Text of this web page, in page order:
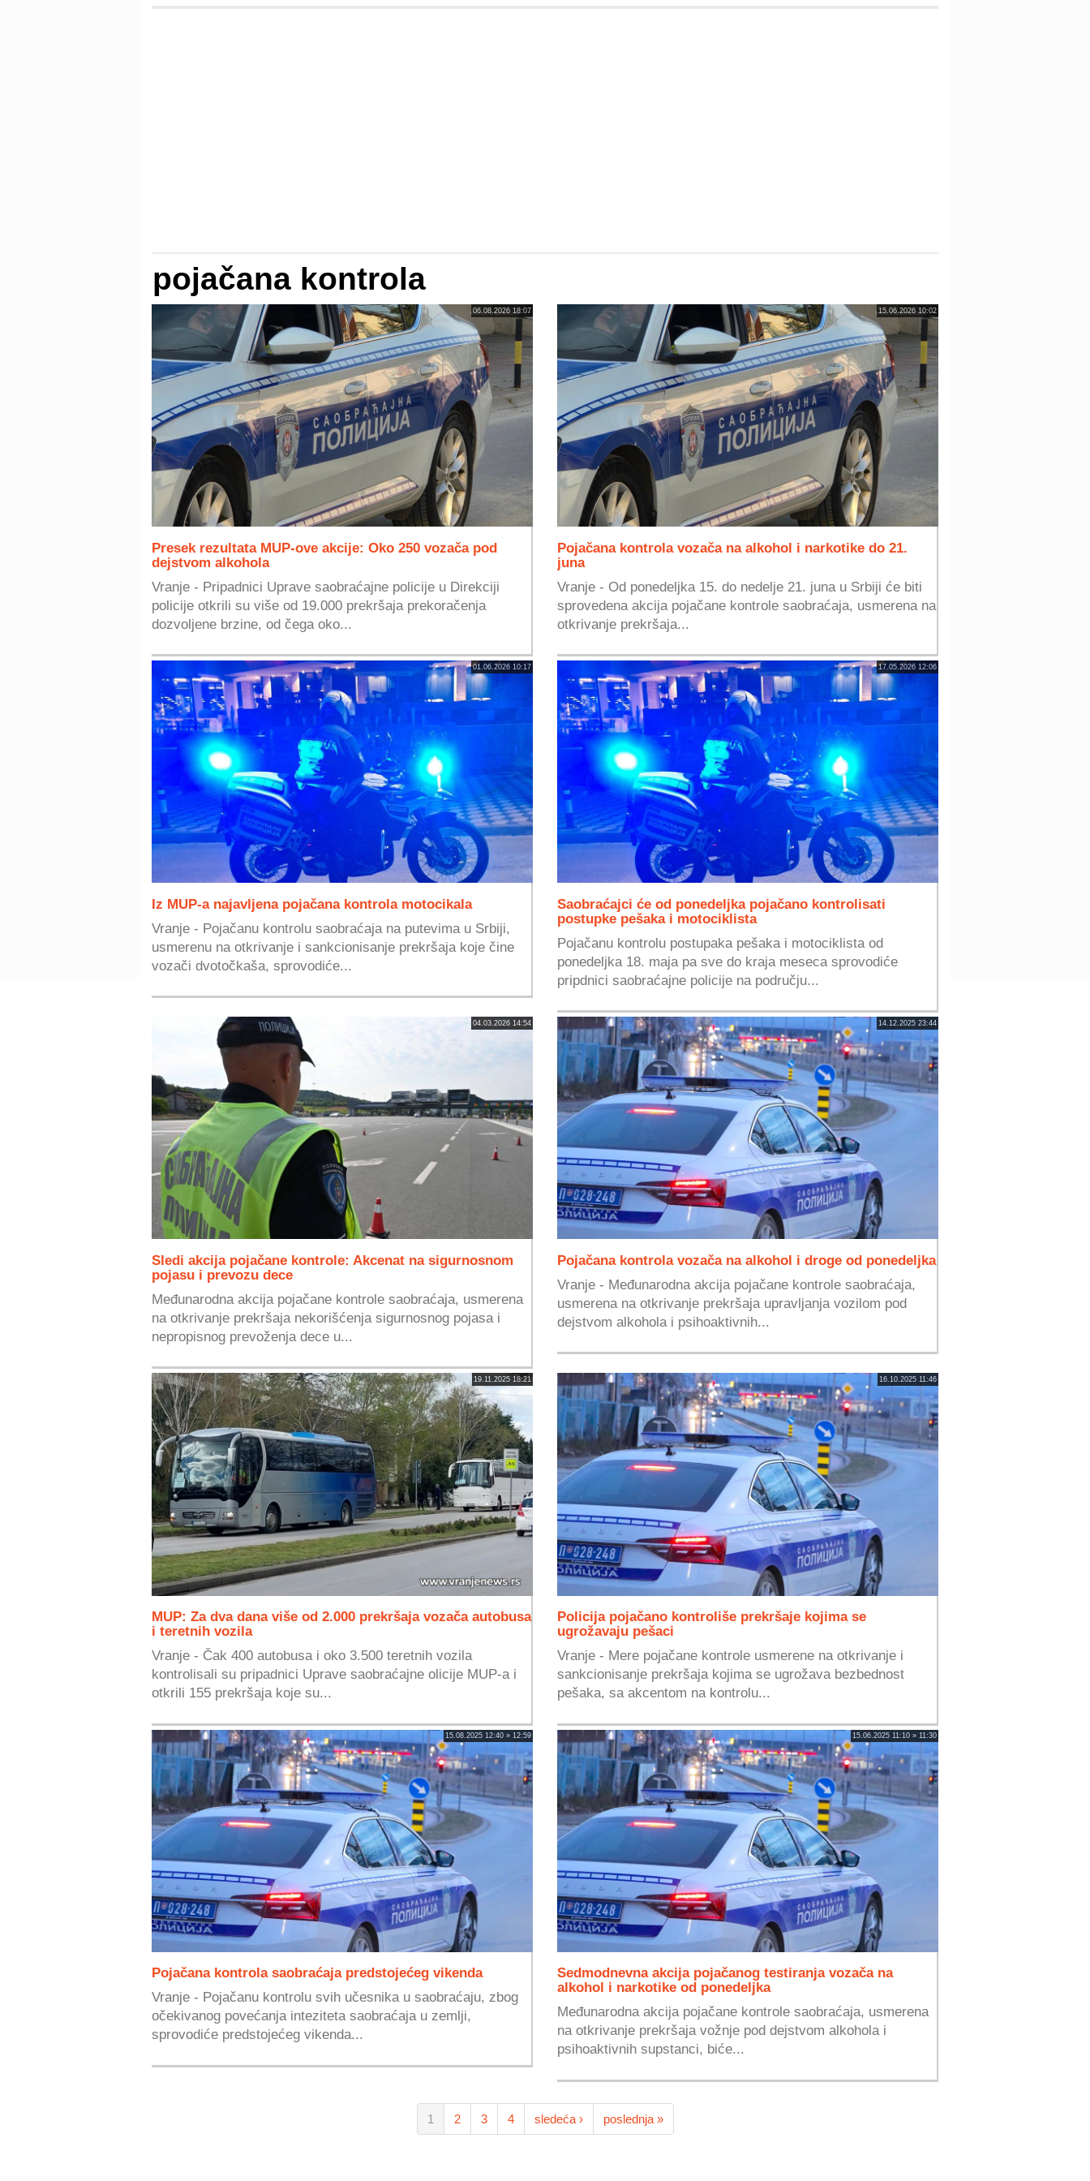
pojačana kontrola
06.08.2026 18:07
Presek rezultata MUP-ove akcije: Oko 250 vozača pod
dejstvom alkohola
Vranje - Pripadnici Uprave saobraćajne policije u Direkciji
policije otkrili su više od 19.000 prekršaja prekoračenja
dozvoljene brzine, od čega oko...
15.06.2026 10:02
Pojačana kontrola vozača na alkohol i narkotike do 21.
juna
Vranje - Od ponedeljka 15. do nedelje 21. juna u Srbiji će biti
sprovedena akcija pojačane kontrole saobraćaja, usmerena na
otkrivanje prekršaja...
01.06.2026 10:17
Iz MUP-a najavljena pojačana kontrola motocikala
Vranje - Pojačanu kontrolu saobraćaja na putevima u Srbiji,
usmerenu na otkrivanje i sankcionisanje prekršaja koje čine
vozači dvotočkaša, sprovodiće...
17.05.2026 12:06
Saobraćajci će od ponedeljka pojačano kontrolisati
postupke pešaka i motociklista
Pojačanu kontrolu postupaka pešaka i motociklista od
ponedeljka 18. maja pa sve do kraja meseca sprovodiće
pripdnici saobraćajne policije na području...
04.03.2026 14:54
Sledi akcija pojačane kontrole: Akcenat na sigurnosnom
pojasu i prevozu dece
Međunarodna akcija pojačane kontrole saobraćaja, usmerena
na otkrivanje prekršaja nekorišćenja sigurnosnog pojasa i
nepropisnog prevoženja dece u...
14.12.2025 23:44
Pojačana kontrola vozača na alkohol i droge od ponedeljka
Vranje - Međunarodna akcija pojačane kontrole saobraćaja,
usmerena na otkrivanje prekršaja upravljanja vozilom pod
dejstvom alkohola i psihoaktivnih...
19.11.2025 18:21
MUP: Za dva dana više od 2.000 prekršaja vozača autobusa
i teretnih vozila
Vranje - Čak 400 autobusa i oko 3.500 teretnih vozila
kontrolisali su pripadnici Uprave saobraćajne olicije MUP-a i
otkrili 155 prekršaja koje su...
16.10.2025 11:46
Policija pojačano kontroliše prekršaje kojima se
ugrožavaju pešaci
Vranje - Mere pojačane kontrole usmerene na otkrivanje i
sankcionisanje prekršaja kojima se ugrožava bezbednost
pešaka, sa akcentom na kontrolu...
15.08.2025 12:40 » 12:59
Pojačana kontrola saobraćaja predstojećeg vikenda
Vranje - Pojačanu kontrolu svih učesnika u saobraćaju, zbog
očekivanog povećanja inteziteta saobraćaja u zemlji,
sprovodiće predstojećeg vikenda...
15.06.2025 11:10 » 11:30
Sedmodnevna akcija pojačanog testiranja vozača na
alkohol i narkotike od ponedeljka
Međunarodna akcija pojačane kontrole saobraćaja, usmerena
na otkrivanje prekršaja vožnje pod dejstvom alkohola i
psihoaktivnih supstanci, biće...
1 2 3 4 sledeća › poslednja »